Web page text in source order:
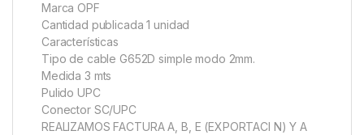
Marca OPF
Cantidad publicada 1 unidad
Características
Tipo de cable G652D simple modo 2mm.
Medida 3 mts
Pulido UPC
Conector SC/UPC
REALIZAMOS FACTURA A, B, E (EXPORTACI N) Y A